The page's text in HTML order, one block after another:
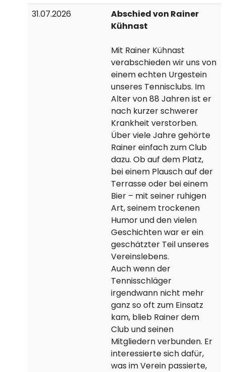
31.07.2026
Abschied von Rainer
Kühnast
Mit Rainer Kühnast
verabschieden wir uns von
einem echten Urgestein
unseres Tennisclubs. Im
Alter von 88 Jahren ist er
nach kurzer schwerer
Krankheit verstorben.
Über viele Jahre gehörte
Rainer einfach zum Club
dazu. Ob auf dem Platz,
bei einem Plausch auf der
Terrasse oder bei einem
Bier – mit seiner ruhigen
Art, seinem trockenen
Humor und den vielen
Geschichten war er ein
geschätzter Teil unseres
Vereinslebens.
Auch wenn der
Tennisschläger
irgendwann nicht mehr
ganz so oft zum Einsatz
kam, blieb Rainer dem
Club und seinen
Mitgliedern verbunden. Er
interessierte sich dafür,
was im Verein passierte,